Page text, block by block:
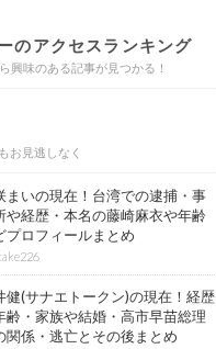
のアクセスランキング
興味のある記事が見つかる！
お見逃しなく
まいの現在！台湾での逮捕・事
や経歴・本名の藤崎麻衣や年齢
プロフィールまとめ
健(サナエトークン)の現在！経歴
齢・家族や結婚・高市早苗総理
関係・逃亡とその後まとめ